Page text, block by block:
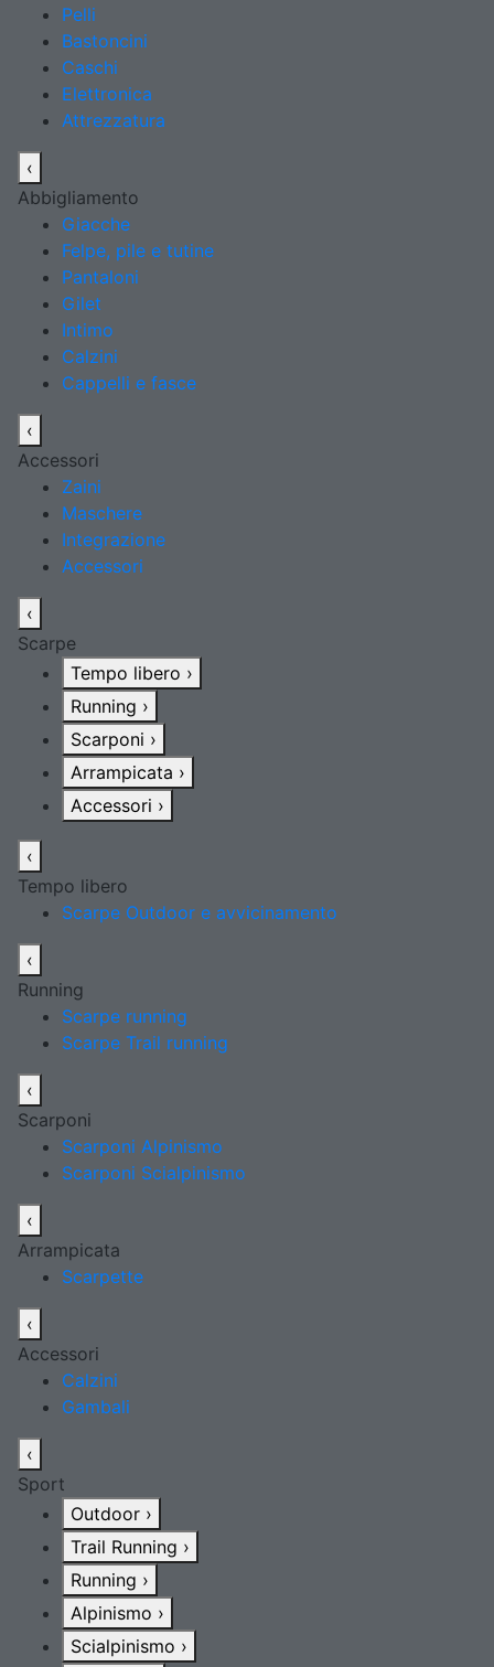
Pelli
Bastoncini
Caschi
Elettronica
Attrezzatura
‹
Abbigliamento
Giacche
Felpe, pile e tutine
Pantaloni
Gilet
Intimo
Calzini
Cappelli e fasce
‹
Accessori
Zaini
Maschere
Integrazione
Accessori
‹
Scarpe
Tempo libero ›
Running ›
Scarponi ›
Arrampicata ›
Accessori ›
‹
Tempo libero
Scarpe Outdoor e avvicinamento
‹
Running
Scarpe running
Scarpe Trail running
‹
Scarponi
Scarponi Alpinismo
Scarponi Scialpinismo
‹
Arrampicata
Scarpette
‹
Accessori
Calzini
Gambali
‹
Sport
Outdoor ›
Trail Running ›
Running ›
Alpinismo ›
Scialpinismo ›